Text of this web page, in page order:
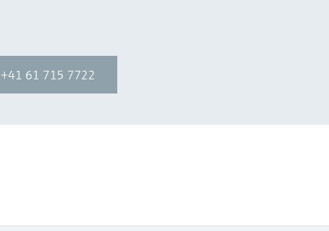
+41 61 715 7722